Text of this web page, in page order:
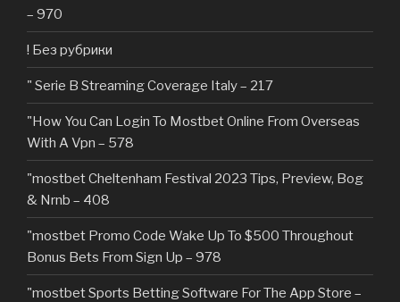
– 970
! Без рубрики
"️ Serie B Streaming Coverage Italy – 217
"How You Can Login To Mostbet Online From Overseas
With A Vpn – 578
"mostbet Cheltenham Festival 2023 Tips, Preview, Bog
& Nrnb – 408
"mostbet Promo Code Wake Up To $500 Throughout
Bonus Bets From Sign Up – 978
"‎mostbet Sports Betting Software For The App Store –